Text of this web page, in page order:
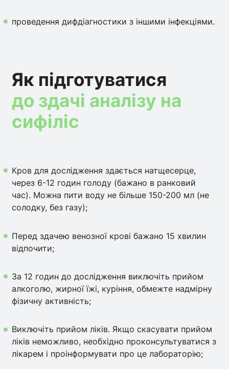
проведення дифдіагностики з іншими інфекціями.
Як підготуватися
до здачі аналізу на
сифіліс
Кров для дослідження здається натщесерце,
через 6-12 годин голоду (бажано в ранковий
час). Можна пити воду не більше 150-200 мл (не
солодку, без газу);
Перед здачею венозної крові бажано 15 хвилин
відпочити;
За 12 годин до дослідження виключіть прийом
алкоголю, жирної їжі, куріння, обмежте надмірну
фізичну активність;
Виключіть прийом ліків. Якщо скасувати прийом
ліків неможливо, необхідно проконсультуватися з
лікарем і проінформувати про це лабораторію;